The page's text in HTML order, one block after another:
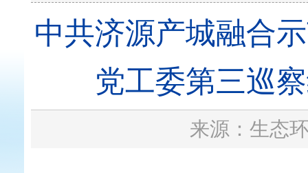
中共济源产城融合
党工委第三巡
来源：生